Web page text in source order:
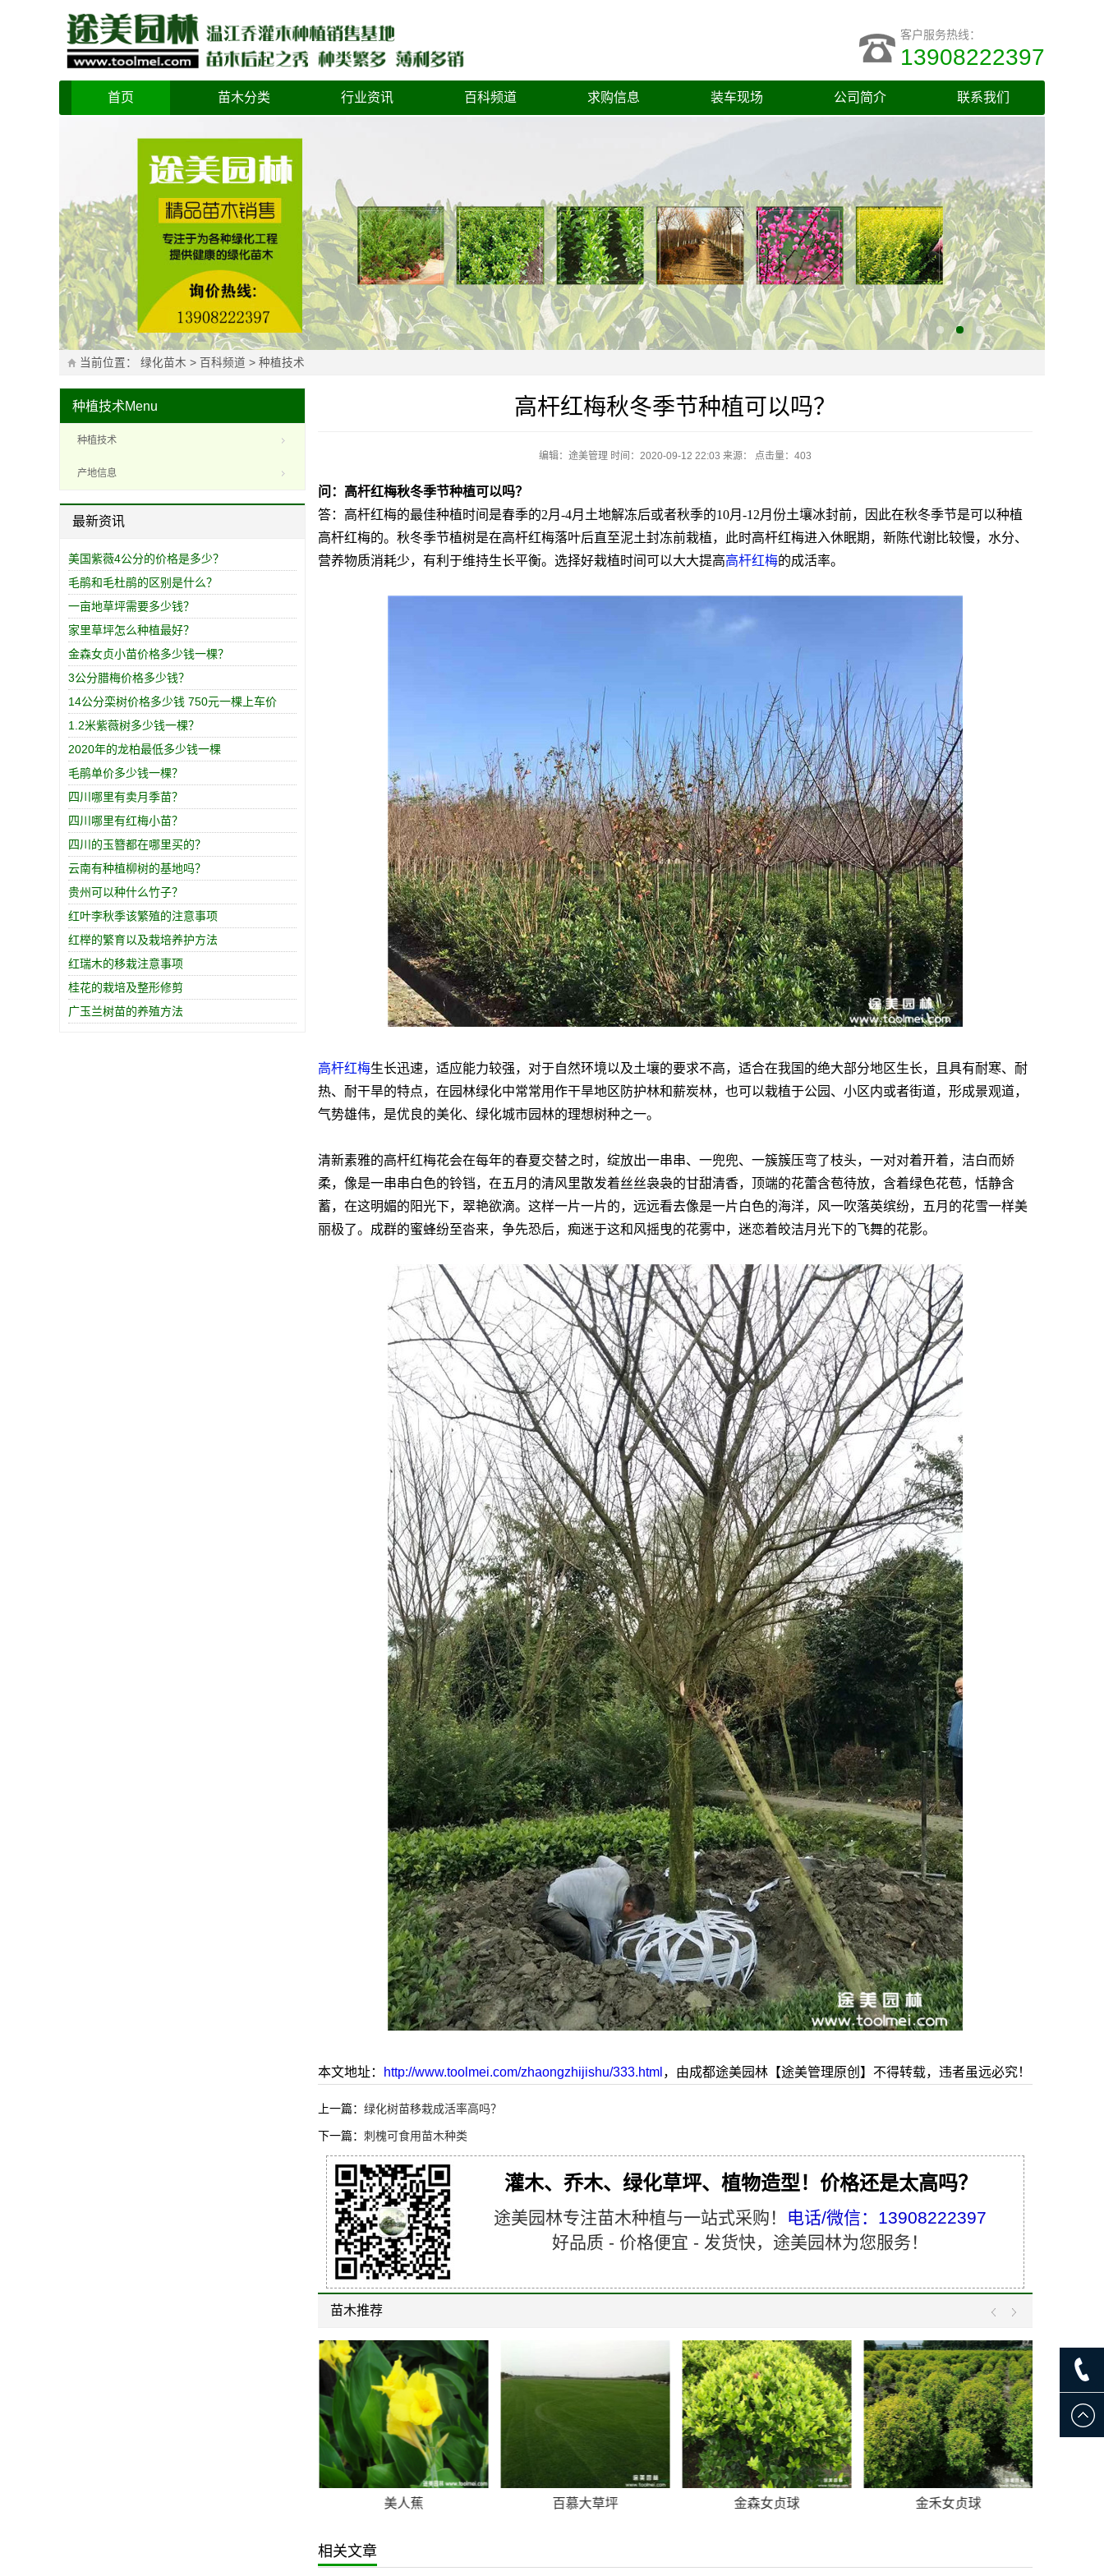
客户服务热线：
13908222397
首页 苗木分类 行业资讯 百科频道 求购信息 装车现场 公司简介 联系我们
当前位置： 绿化苗木 > 百科频道 > 种植技术
种植技术Menu
种植技术
产地信息
最新资讯
美国紫薇4公分的价格是多少？
毛鹃和毛杜鹃的区别是什么？
一亩地草坪需要多少钱？
家里草坪怎么种植最好？
金森女贞小苗价格多少钱一棵？
3公分腊梅价格多少钱？
14公分栾树价格多少钱 750元一棵上车价
1.2米紫薇树多少钱一棵？
2020年的龙柏最低多少钱一棵
毛鹃单价多少钱一棵？
四川哪里有卖月季苗？
四川哪里有红梅小苗？
四川的玉簪都在哪里买的？
云南有种植柳树的基地吗？
贵州可以种什么竹子？
红叶李秋季该繁殖的注意事项
红榉的繁育以及栽培养护方法
红瑞木的移栽注意事项
桂花的栽培及整形修剪
广玉兰树苗的养殖方法
高杆红梅秋冬季节种植可以吗？
编辑：途美管理 时间：2020-09-12 22:03 来源： 点击量： 403
问：高杆红梅秋冬季节种植可以吗？
答：高杆红梅的最佳种植时间是春季的2月-4月土地解冻后或者秋季的10月-12月份土壤冰封前，因此在秋冬季节是可以种植
高杆红梅的。秋冬季节植树是在高杆红梅落叶后直至泥土封冻前栽植，此时高杆红梅进入休眠期，新陈代谢比较慢，水分、
营养物质消耗少，有利于维持生长平衡。选择好栽植时间可以大大提高高杆红梅的成活率。
高杆红梅生长迅速，适应能力较强，对于自然环境以及土壤的要求不高，适合在我国的绝大部分地区生长，且具有耐寒、耐
热、耐干旱的特点，在园林绿化中常常用作干旱地区防护林和薪炭林，也可以栽植于公园、小区内或者街道，形成景观道，
气势雄伟，是优良的美化、绿化城市园林的理想树种之一。
清新素雅的高杆红梅花会在每年的春夏交替之时，绽放出一串串、一兜兜、一簇簇压弯了枝头，一对对着开着，洁白而娇
柔，像是一串串白色的铃铛，在五月的清风里散发着丝丝袅袅的甘甜清香，顶端的花蕾含苞待放，含着绿色花苞，恬静含
蓄，在这明媚的阳光下，翠艳欲滴。这样一片一片的，远远看去像是一片白色的海洋，风一吹落英缤纷，五月的花雪一样美
丽极了。成群的蜜蜂纷至沓来，争先恐后，痴迷于这和风摇曳的花雾中，迷恋着皎洁月光下的飞舞的花影。
本文地址： http://www.toolmei.com/zhaongzhijishu/333.html，由成都途美园林【途美管理原创】不得转载，违者虽远必究！
上一篇： 绿化树苗移栽成活率高吗？
下一篇： 刺槐可食用苗木种类
灌木、乔木、绿化草坪、植物造型！价格还是太高吗？
途美园林专注苗木种植与一站式采购！ 电话/微信：13908222397
好品质 - 价格便宜 - 发货快，途美园林为您服务！
苗木推荐
美人蕉 百慕大草坪 金森女贞球 金禾女贞球
相关文章